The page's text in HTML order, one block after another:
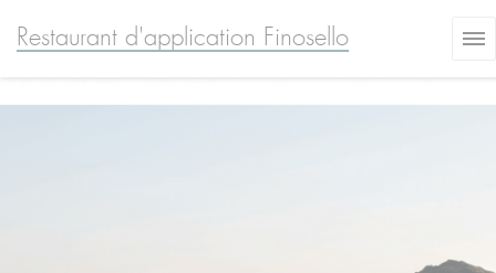
Restaurant d'application Finosello